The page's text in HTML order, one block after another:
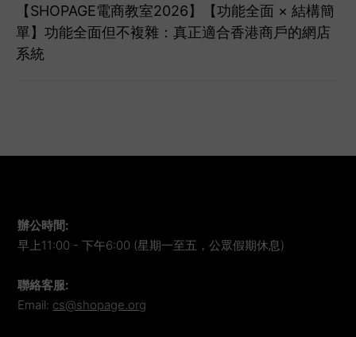
【SHOPAGE電商教室2026】【功能全面 × 結構簡
單】功能全面但不複雜：真正適合香港商戶的網店
系統
辦公時間:
早上11:00 - 下午6:00 (星期一至五，公眾假期休息)
聯絡客服:
Email: cs@shopage.org